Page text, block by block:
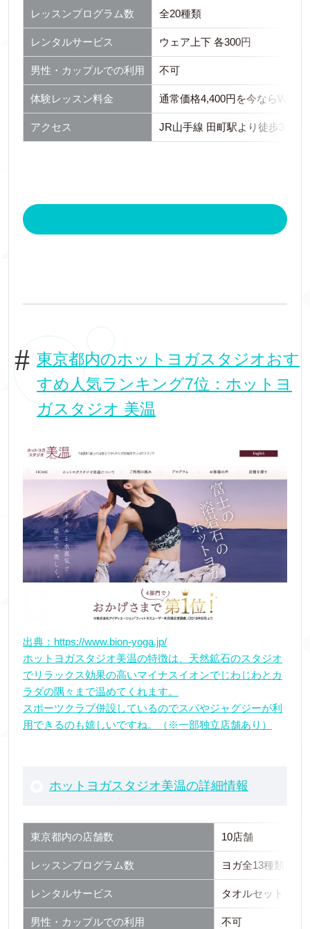
レッスンプログラム数 全20種類
レンタルサービス ウェア上下 各300円
男性・カップルでの利用 不可
体験レッスン料金 通常価格4,400円を今ならWEB
アクセス JR山手線 田町駅より徒歩3分
東京都内のホットヨガスタジオおす
すめ人気ランキング7位：ホットヨ
ガスタジオ 美温
出典：https://www.bion-yoga.jp/
ホットヨガスタジオ美温の特徴は、天然鉱石のスタジオ
でリラックス効果の高いマイナスイオンでじわじわとカ
ラダの隅々まで温めてくれます。
スポーツクラブ併設しているのでスパやジャグジーが利
用できるのも嬉しいですね。（※一部独立店舗あり）
ホットヨガスタジオ美温の詳細情報
東京都内の店舗数 10店舗
レッスンプログラム数 ヨガ全13種類・
レンタルサービス タオルセット（
男性・カップルでの利用 不可